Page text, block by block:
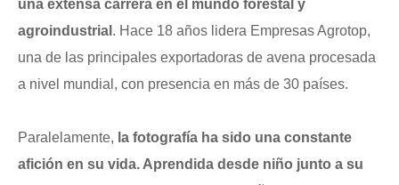
una extensa carrera en el mundo forestal y
agroindustrial . Hace 18 años lidera Empresas Agrotop,
una de las principales exportadoras de avena procesada
a nivel mundial, con presencia en más de 30 países.
Paralelamente, la fotografía ha sido una constante
afición en su vida. Aprendida desde niño junto a su